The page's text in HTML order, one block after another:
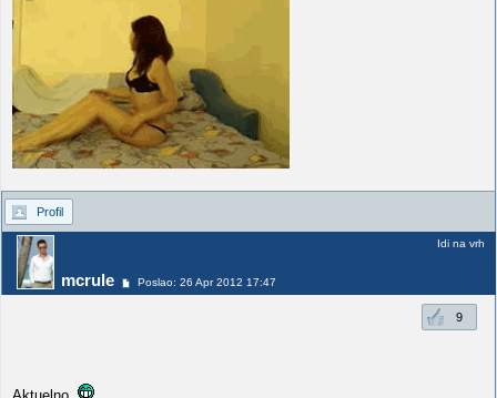
Profil
mcrule Poslao: 26 Apr 2012 17:47
Idi na vrh
9